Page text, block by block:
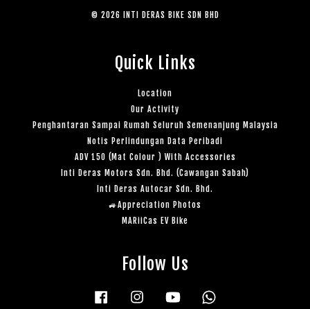
© 2026 INTI DERAS BIKE SDN BHD
Quick Links
Location
Our Activity
Penghantaran Sampai Rumah Seluruh Semenanjung Malaysia
Notis Perlindungan Data Peribadi
ADV 150 (Mat Colour ) With Accessories
Inti Deras Motors Sdn. Bhd. (Cawangan Sabah)
Inti Deras Autocar Sdn. Bhd.
🚙Appreciation Photos
MARiiCas EV Bike
Follow Us
Facebook Instagram YouTube